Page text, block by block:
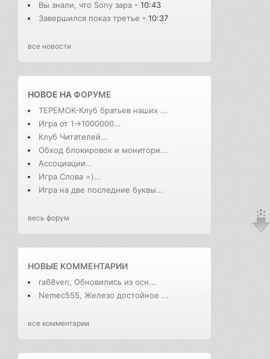
Вы знали, что Sony зара - 10:43
Завершился показ третье - 10:37
все новости
НОВОЕ НАФОРУМЕ
ТЕРЕМОК-Клуб братьев наших ...
Игра от 1->1000000...
Клуб Читателей...
Обход блокировок и монитори...
Ассоциации...
Игра Слова =)...
Игра на две последние буквы...
весь форум
НОВЫЕ КОММЕНТАРИИ
ra68ven, Обновились из осн...
Nemec555, Железо достойное ...
все комментарии